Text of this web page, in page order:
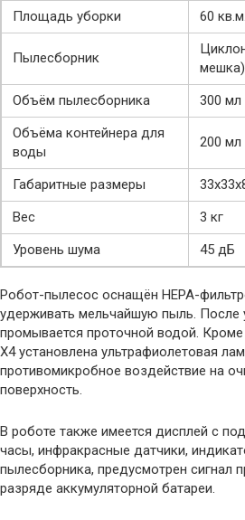
Площадь уборки
60 кв.м.
Пылесборник
мешка)
Объём пылесборника
300 мл
Объёма контейнера для
воды
200 мл
Габаритные размеры
Вес
3 кг
Уровень шума
45 дБ
Робот-пылесос оснащён HEPA-
удерживать мельчайшую пыль. После
промывается проточной водой. Кроме
X4 установлена ультрафиолетовая
противомикробное воздействие на
поверхность.
В роботе также имеется дисплей с
часы, инфракрасные датчики,
пылесборника, предусмотрен сигнал
разряде аккумуляторной батареи.